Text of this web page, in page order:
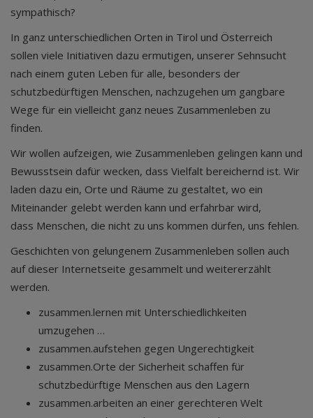
sympathisch?
In ganz unterschiedlichen Orten in Tirol und Österreich
sollen viele Initiativen dazu ermutigen, unserer Sehnsucht
nach einem guten Leben für alle, besonders der
schutzbedürftigen Menschen, nachzugehen um gangbare
Wege für ein vielleicht ganz neues Zusammenleben zu
finden.
Wir wollen aufzeigen, wie Zusammenleben gelingen kann und
Bewusstsein dafür wecken, dass Vielfalt bereichernd ist. Wir
laden dazu ein, Orte und Räume zu gestaltet, wo ein
Miteinander gelebt werden kann und erfahrbar wird,
dass Menschen, die nicht zu uns kommen dürfen, uns fehlen.
Geschichten von gelungenem Zusammenleben sollen auch
auf dieser Internetseite gesammelt und weitererzählt
werden.
zusammen.lernen mit Unterschiedlichkeiten
umzugehen …
zusammen.aufstehen gegen Ungerechtigkeit
zusammen.Orte der Sicherheit schaffen für
schutzbedürftige Menschen aus den Lagern
zusammen.arbeiten an einer gerechteren Welt